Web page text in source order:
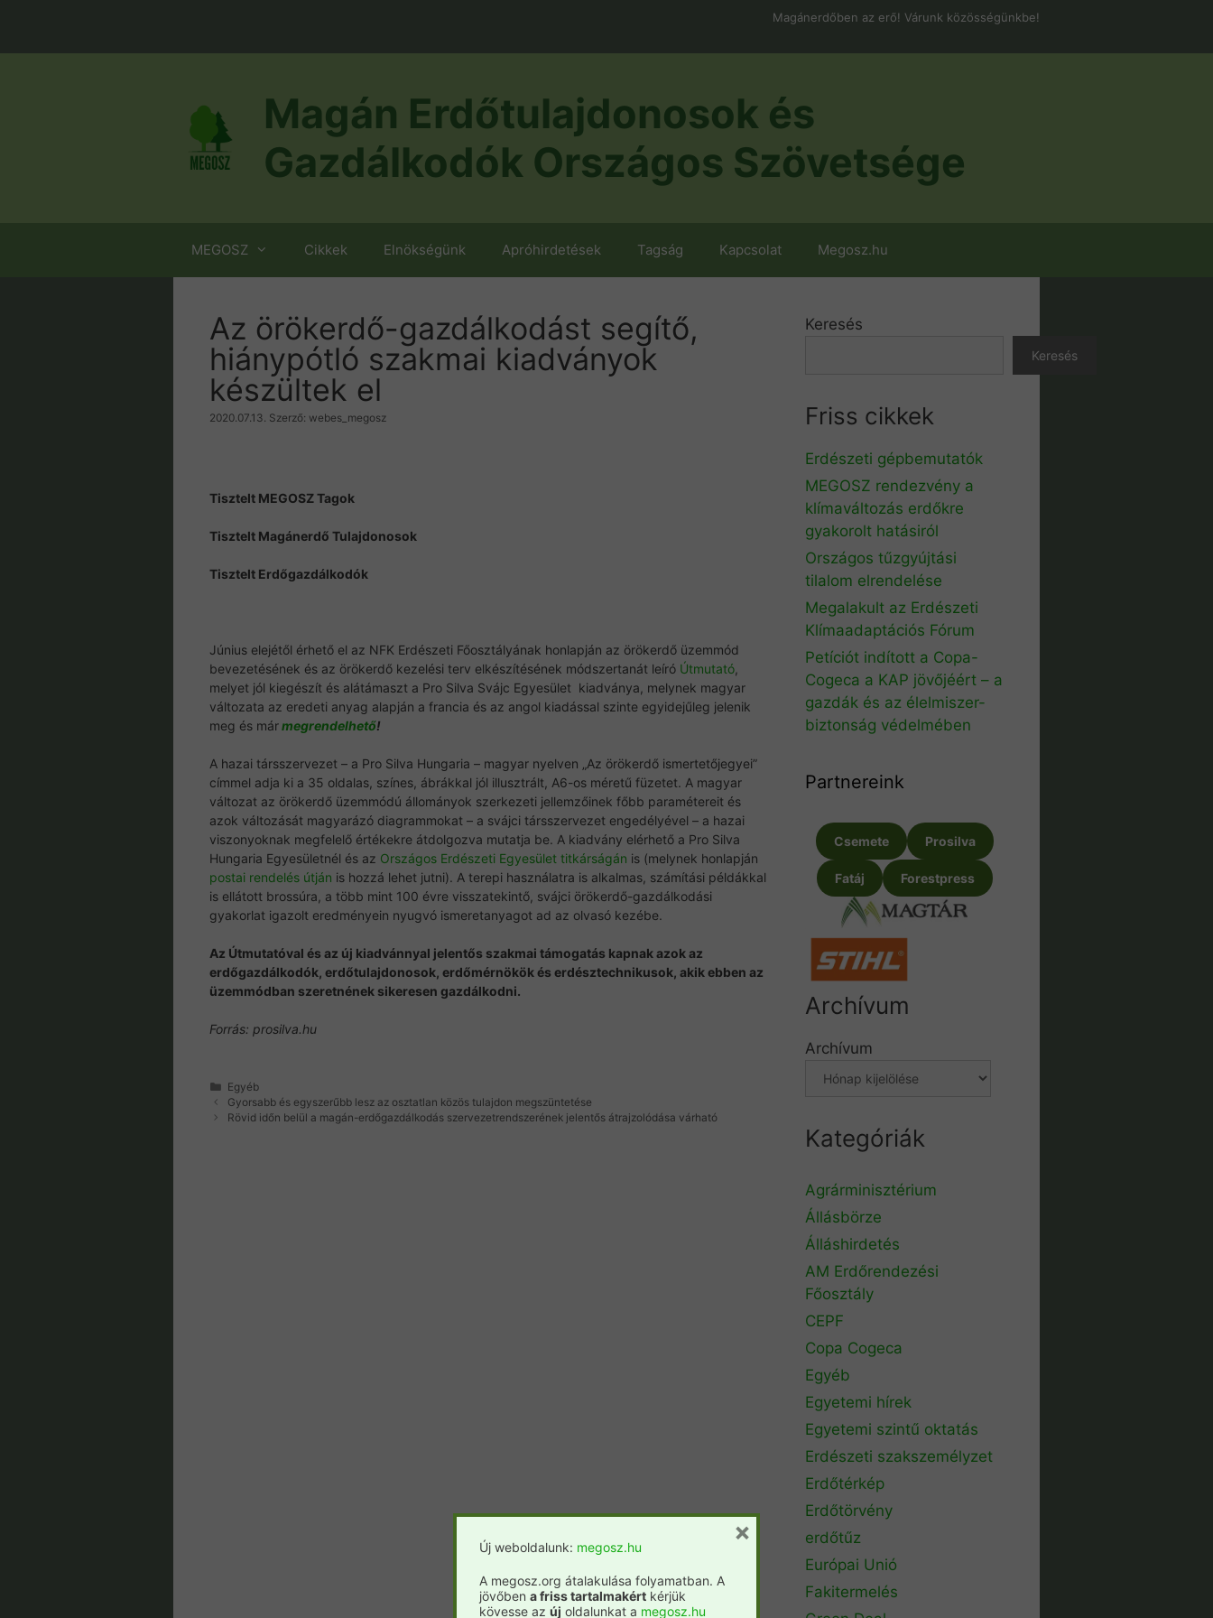
Magánerdőben az erő! Várunk közösségünkbe!
Magán Erdőtulajdonosok és
Gazdálkodók Országos Szövetsége
MEGOSZ Cikkek Elnökségünk Apróhirdetések Tagság Kapcsolat Megosz.hu
Az örökerdő-gazdálkodást segítő,
hiánypótló szakmai kiadványok
készültek el
2020.07.13. Szerző: webes_megosz
Tisztelt MEGOSZ Tagok
Tisztelt Magánerdő Tulajdonosok
Tisztelt Erdőgazdálkodók
Június elejétől érhető el az NFK Erdészeti Főosztályának honlapján az örökerdő üzemmód
bevezetésének és az örökerdő kezelési terv elkészítésének módszertanát leíró Útmutató,
melyet jól kiegészít és alátámaszt a Pro Silva Svájc Egyesület kiadványa, melynek magyar
változata az eredeti anyag alapján a francia és az angol kiadással szinte egyidejűleg jelenik
meg és mármegrendelhető!
A hazai társszervezet – a Pro Silva Hungaria – magyar nyelven „Az örökerdő ismertetőjegyei”
címmel adja ki a 35 oldalas, színes, ábrákkal jól illusztrált, A6-os méretű füzetet. A magyar
változat az örökerdő üzemmódú állományok szerkezeti jellemzőinek főbb paramétereit és
azok változását magyarázó diagrammokat – a svájci társszervezet engedélyével – a hazai
viszonyoknak megfelelő értékekre átdolgozva mutatja be. A kiadvány elérhető a Pro Silva
Hungaria Egyesületnél és az Országos Erdészeti Egyesület titkárságán is (melynek honlapján
postai rendelés útján is hozzá lehet jutni). A terepi használatra is alkalmas, számítási példákkal
is ellátott brossúra, a több mint 100 évre visszatekintő, svájci örökerdő-gazdálkodási
gyakorlat igazolt eredményein nyugvó ismeretanyagot ad az olvasó kezébe.
Az Útmutatóval és az új kiadvánnyal jelentős szakmai támogatás kapnak azok az
erdőgazdálkodók, erdőtulajdonosok, erdőmérnökök és erdésztechnikusok, akik ebben az
üzemmódban szeretnének sikeresen gazdálkodni.
Forrás: prosilva.hu
Kategória
Egyéb
Gyorsabb és egyszerűbb lesz az osztatlan közös tulajdon megszüntetése
Rövid időn belül a magán-erdőgazdálkodás szervezetrendszerének jelentős átrajzolódása várható
Keresés
Keresés
Friss cikkek
Erdészeti gépbemutatók
MEGOSZ rendezvény a
klímaváltozás erdőkre
gyakorolt hatásiról
Országos tűzgyújtási
tilalom elrendelése
Megalakult az Erdészeti
Klímaadaptációs Fórum
Petíciót indított a Copa-
Cogeca a KAP jövőjéért – a
gazdák és az élelmiszer-
biztonság védelmében
Partnereink
Csemete Prosilva
Fatáj Forestpress
Archívum
Archívum
Kategóriák
Agrárminisztérium
Állásbörze
Álláshirdetés
AM Erdőrendezési
Főosztály
CEPF
Copa Cogeca
Egyéb
Egyetemi hírek
Egyetemi szintű oktatás
Erdészeti szakszemélyzet
Erdőtérkép
Erdőtörvény
erdőtűz
Európai Unió
Fakitermelés
Új weboldalunk: megosz.hu
A megosz.org átalakulása folyamatban. A
jövőben a friss tartalmakért kérjük
kövesse az új oldalunkat a megosz.hu
×